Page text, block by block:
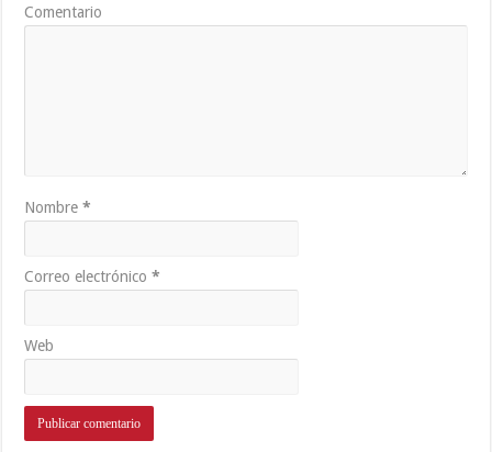
Comentario
Nombre*
Correo electrónico*
Web